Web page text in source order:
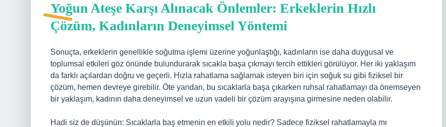
Yoğun Ateşe Karşı Alınacak Önlemler: Erkeklerin Hızlı
Çözüm, Kadınların Deneyimsel Yöntemi
Sonuçta, erkeklerin genellikle soğutma işlemi üzerine yoğunlaştığı, kadınların ise daha duygusal ve
toplumsal etkileri göz önünde bulundurarak sıcakla başa çıkmayı tercih ettikleri görülüyor. Her iki yaklaşım
da farklı açılardan doğru ve geçerli. Hızla rahatlama sağlamak isteyen biri için soğuk su gibi fiziksel bir
çözüm, hemen devreye girebilir. Öte yandan, bu sıcaklarla başa çıkarken ruhsal rahatlamayı da önemseyen
bir yaklaşım, kadının daha deneyimsel ve uzun vadeli bir çözüm arayışına girmesine neden olabilir.
Hadi siz de düşünün: Sıcaklarla baş etmenin en etkili yolu nedir? Sadece fiziksel rahatlamayla mı